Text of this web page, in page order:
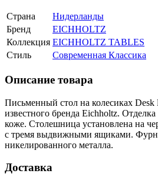
Страна
Нидерланды
Бренд
EICHHOLTZ
Коллекция EICHHOLTZ TABLES
Стиль
Современная Классика
Описание товара
Письменный стол на колесиках Desk
известного бренда Eichholtz.
коже. Столешница установлена на
с тремя выдвижными ящиками.
никелированного металла.
Доставка